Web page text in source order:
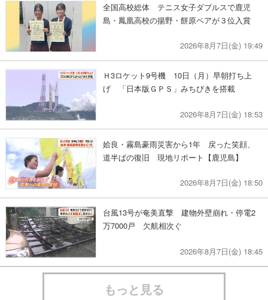
全国高校総体 テニス女子ダブルスで鹿児
島・鳳凰高校の揚野・餅原ペアが３位入賞
2026年8月7日(金) 19:49
Ｈ3ロケット9号機 10日（月）早朝打ち上
げ 「日本版ＧＰＳ」みちびきを搭載
2026年8月7日(金) 18:53
姶良・霧島豪雨災害から1年 戻った笑顔、
道半ばの復旧 現地リポート【鹿児島】
2026年8月7日(金) 18:50
台風13号が奄美直撃 建物外壁崩れ・停電2
万7000戸 欠航相次ぐ
2026年8月7日(金) 18:45
もっと見る